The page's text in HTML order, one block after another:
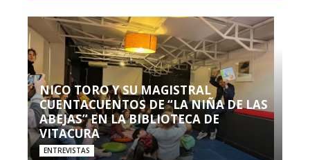
NICO TORO Y SU MAGISTRAL
CUENTACUENTOS DE “LA NIÑA DE LAS
ABEJAS” EN LA BIBLIOTECA DE
VITACURA
ENTREVISTAS